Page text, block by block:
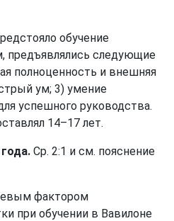
обучение
предъявлялись следующие
полноценность и внешняя
ум; 3) умение
успешного руководства.
14–17 лет.
Ср. 2:1 и см. пояснение
фактором
при обучении в Вавилоне